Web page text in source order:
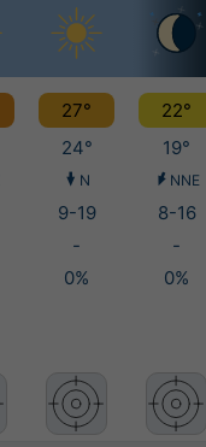
27°
22°
24° 19°
N NNE
9-19
8-16
-
-
0% 0%